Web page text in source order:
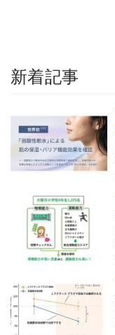
新着記事